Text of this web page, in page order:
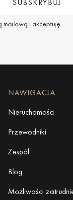
mailową i akceptuję
NAWIGACJA
Nieruchomości
Przewodniki
Zespół
Blog
Możliwości